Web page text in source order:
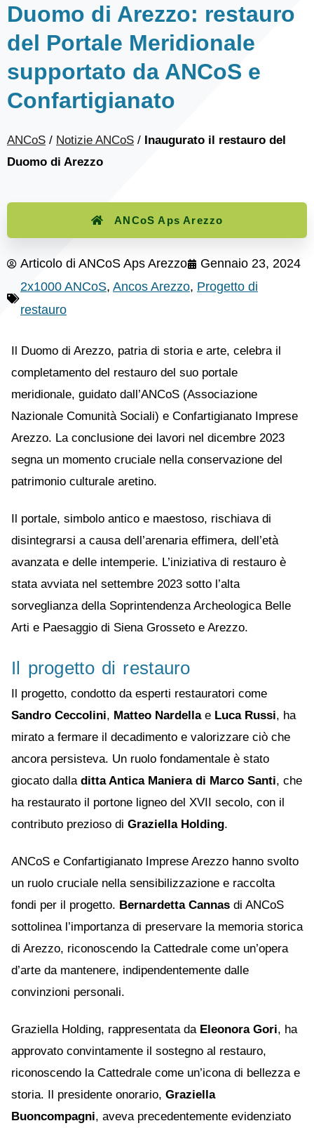
Duomo di Arezzo: restauro
del Portale Meridionale
supportato da ANCoS e
Confartigianato
ANCoS / Notizie ANCoS / Inaugurato il restauro del
Duomo di Arezzo
ANCoS Aps Arezzo
Articolo di ANCoS Aps Arezzo
Gennaio 23, 2024
2x1000 ANCoS, Ancos Arezzo, Progetto di
restauro
Il Duomo di Arezzo, patria di storia e arte, celebra il
completamento del restauro del suo portale
meridionale, guidato dall’ANCoS (Associazione
Nazionale Comunità Sociali) e Confartigianato Imprese
Arezzo. La conclusione dei lavori nel dicembre 2023
segna un momento cruciale nella conservazione del
patrimonio culturale aretino.
Il portale, simbolo antico e maestoso, rischiava di
disintegrarsi a causa dell’arenaria effimera, dell’età
avanzata e delle intemperie. L’iniziativa di restauro è
stata avviata nel settembre 2023 sotto l’alta
sorveglianza della Soprintendenza Archeologica Belle
Arti e Paesaggio di Siena Grosseto e Arezzo.
Il progetto di restauro
Il progetto, condotto da esperti restauratori come
Sandro Ceccolini, Matteo Nardellae Luca Russi, ha
mirato a fermare il decadimento e valorizzare ciò che
ancora persisteva. Un ruolo fondamentale è stato
giocato dalla ditta Antica Maniera di Marco Santi, che
ha restaurato il portone ligneo del XVII secolo, con il
contributo prezioso di Graziella Holding.
ANCoS e Confartigianato Imprese Arezzo hanno svolto
un ruolo cruciale nella sensibilizzazione e raccolta
fondi per il progetto. Bernardetta Cannas di ANCoS
sottolinea l’importanza di preservare la memoria storica
di Arezzo, riconoscendo la Cattedrale come un’opera
d’arte da mantenere, indipendentemente dalle
convinzioni personali.
Graziella Holding, rappresentata da Eleonora Gori, ha
approvato convintamente il sostegno al restauro,
riconoscendo la Cattedrale come un’icona di bellezza e
storia. Il presidente onorario, Graziella
Buoncompagni, aveva precedentemente evidenziato